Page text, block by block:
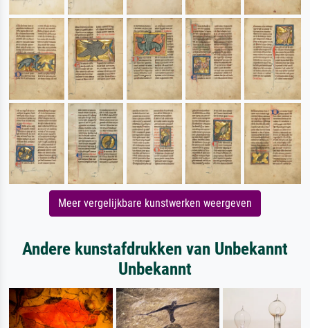
Meer vergelijkbare kunstwerken weergeven
Andere kunstafdrukken van Unbekannt
Unbekannt